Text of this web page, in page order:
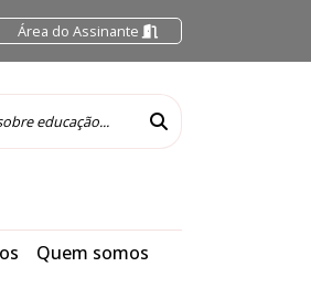
Área do Assinante
Quem somos